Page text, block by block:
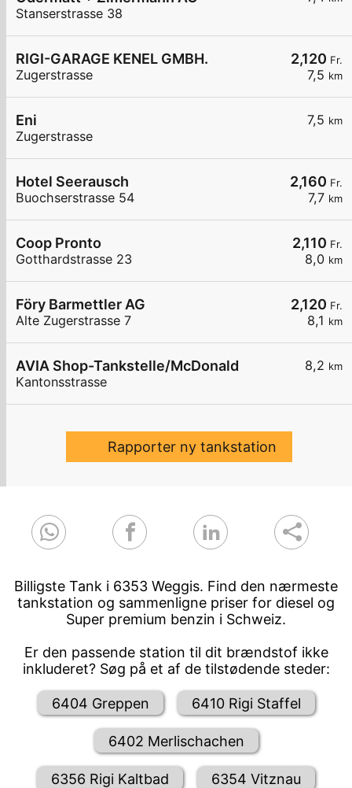
Stanserstrasse 38
2,120 Fr.
7,5 km
RIGI-GARAGE KENEL GMBH.
Zugerstrasse
7,5 km
Eni
Zugerstrasse
2,160 Fr.
7,7 km
Hotel Seerausch
Buochserstrasse 54
2,110 Fr.
8,0 km
Coop Pronto
Gotthardstrasse 23
2,120 Fr.
8,1 km
Föry Barmettler AG
Alte Zugerstrasse 7
8,2 km
AVIA Shop-Tankstelle/McDonald
Kantonsstrasse
Rapporter ny tankstation
Billigste Tank i 6353 Weggis. Find den nærmeste
tankstation og sammenligne priser for diesel og
Super premium benzin i Schweiz.
Er den passende station til dit brændstof ikke
inkluderet? Søg på et af de tilstødende steder:
6404 Greppen 6410 Rigi Staffel
6402 Merlischachen
6356 Rigi Kaltbad 6354 Vitznau